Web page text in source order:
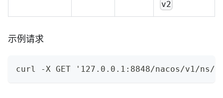
v2
示例请求
curl -X GET '127.0.0.1:8848/nacos/v1/ns/